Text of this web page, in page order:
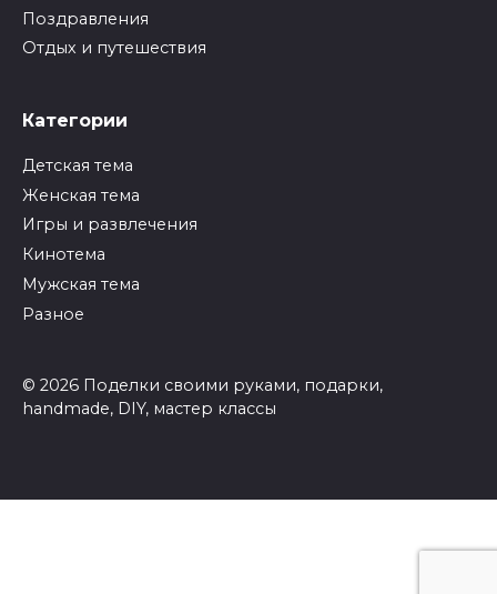
Поздравления
Отдых и путешествия
Категории
Детская тема
Женская тема
Игры и развлечения
Кинотема
Мужская тема
Разное
© 2026 Поделки своими руками, подарки,
handmade, DIY, мастер классы